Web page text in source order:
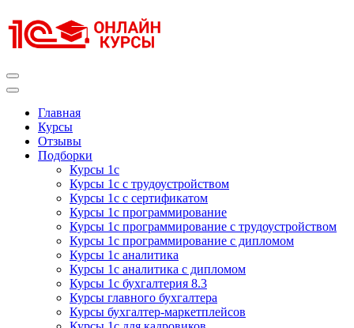
к
содержимому
Главная
Курсы
Отзывы
Подборки
Курсы 1с
Курсы 1с с трудоустройством
Курсы 1с с сертификатом
Курсы 1с программирование
Курсы 1с программирование с трудоустройством
Курсы 1с программирование с дипломом
Курсы 1с аналитика
Курсы 1с аналитика с дипломом
Курсы 1с бухгалтерия 8.3
Курсы главного бухгалтера
Курсы бухгалтер-маркетплейсов